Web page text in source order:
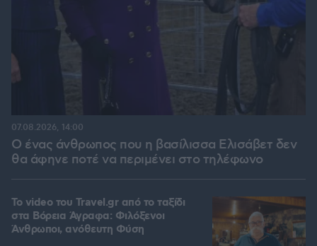
Ο ένας άνθρωπος που η βασίλισσα Ελισάβετ δεν
θα άφηνε ποτέ να περιμένει στο τηλέφωνο
07.08.2026, 14:00
To video του Travel.gr από το ταξίδι
στα Βόρεια Άγραφα: Φιλόξενοι
Άνθρωποι, ανόθευτη Φύση